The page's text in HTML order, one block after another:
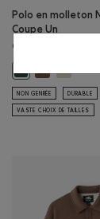
Polo en molleton
Coupe Un
94,00$
NON GENRÉE DURABLE
VASTE CHOIX DE TAILLES